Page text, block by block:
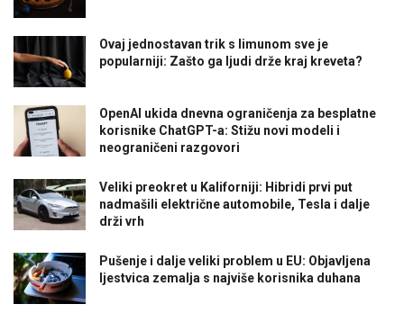
Ovaj jednostavan trik s limunom sve je
popularniji: Zašto ga ljudi drže kraj kreveta?
OpenAI ukida dnevna ograničenja za besplatne
korisnike ChatGPT-a: Stižu novi modeli i
neograničeni razgovori
Veliki preokret u Kaliforniji: Hibridi prvi put
nadmašili električne automobile, Tesla i dalje
drži vrh
Pušenje i dalje veliki problem u EU: Objavljena
ljestvica zemalja s najviše korisnika duhana